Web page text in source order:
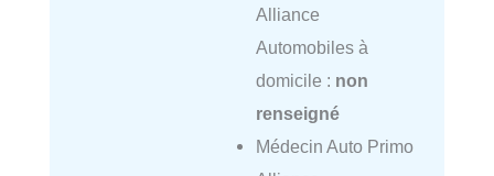
Alliance
Automobiles à
domicile : non
renseigné
Médecin Auto Primo